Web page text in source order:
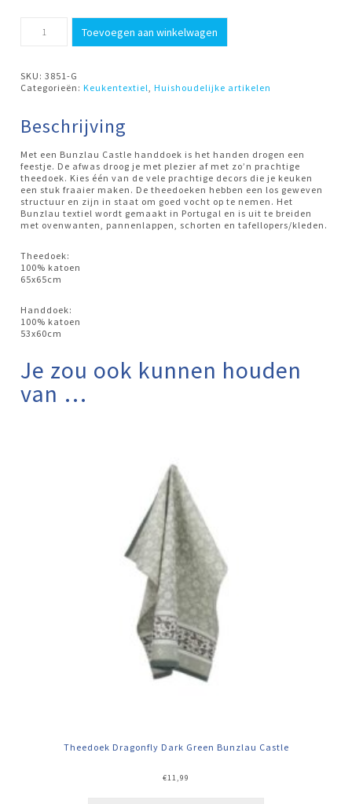
Small
Bunzlau
Castle
Toevoegen aan winkelwagen
SKU:3851-G
Categorieën:Keukentextiel ,Huishoudelijke artikelen
Beschrijving
Met een Bunzlau Castle handdoek is het handen drogen een
feestje. De afwas droog je met plezier af met zo’n prachtige
theedoek. Kies één van de vele prachtige decors die je keuken
een stuk fraaier maken. De theedoeken hebben een los geweven
structuur en zijn in staat om goed vocht op te nemen. Het
Bunzlau textiel wordt gemaakt in Portugal en is uit te breiden
met ovenwanten, pannenlappen, schorten en tafellopers/kleden.
Theedoek:
100% katoen
65x65cm
Handdoek:
100% katoen
53x60cm
Je zou ook kunnen houden
van …
Theedoek Dragonfly Dark Green Bunzlau Castle
€11,99